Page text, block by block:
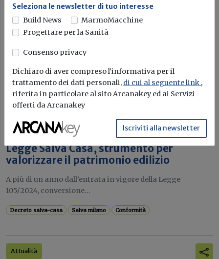
Attualità
Salva Casa, la Corte costituzionale
boccia alcune norme della Sardegna
La Consulta ha dichiarato l'illegittimità costituzionale di
una serie di disposizioni della...
Decreto salva-casa Sardegna Corte costituzionale
Attualità
Legge Salva Casa, strumento per
valorizzare il patrimonio edilizio
A più di un anno dall’entrata in vigore della Legge
105/2024, conversione...
Decreto salva-casa Salva milano Conformità
Attualità
Seleziona le newsletter di tuo interesse
Build News
MarmoMacchine
Progettare per la Sanità
Consenso privacy
Dichiaro di aver compreso l'informativa per il
trattamento dei dati personali, di cui al seguente link ,
riferita in particolare al sito Arcanakey ed ai Servizi
offerti da Arcanakey
Iscriviti alla newsletter